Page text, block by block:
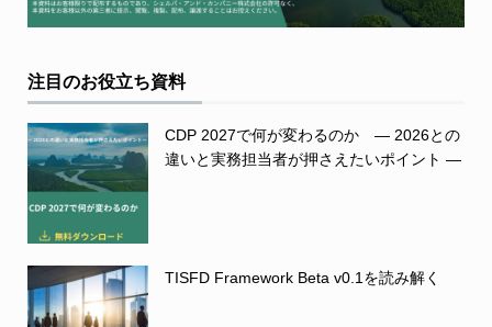
注目のお役立ち資料
CDP 2027で何が変わるのか ― 2026との
違いと実務担当者が押さえたいポイント ―
TISFD Framework Beta v0.1を読み解く